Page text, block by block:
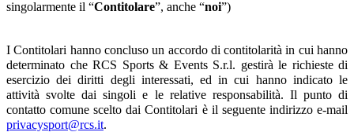
singolarmente il “Contitolare”, anche “noi”)
I Contitolari hanno concluso un accordo di contitolarità in cui hanno
determinato che RCS Sports & Events S.r.l. gestirà le richieste di
esercizio dei diritti degli interessati, ed in cui hanno indicato le
attività svolte dai singoli e le relative responsabilità. Il punto di
contatto comune scelto dai Contitolari è il seguente indirizzo e-mail
privacysport@rcs.it.